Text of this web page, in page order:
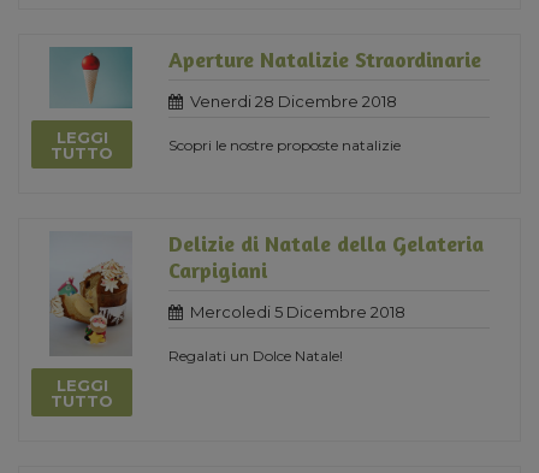
LEGGI
TUTTO
Aperture Natalizie Straordinarie
Venerdi 28 Dicembre 2018
Scopri le nostre proposte natalizie
LEGGI
TUTTO
Delizie di Natale della Gelateria
Carpigiani
Mercoledi 5 Dicembre 2018
Regalati un Dolce Natale!